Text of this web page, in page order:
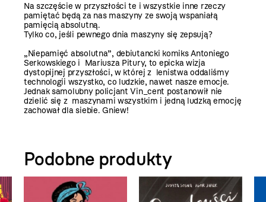
Na szczęście w przyszłości te i wszystkie inne rzeczy
pamiętać będą za nas maszyny ze swoją wspaniałą
pamięcią absolutną.
Tylko co, jeśli pewnego dnia maszyny się zepsują?
„Niepamięć absolutna”, debiutancki komiks Antoniego
Serkowskiego i Mariusza Pitury, to epicka wizja
dystopijnej przyszłości, w której z lenistwa oddaliśmy
technologii wszystko, co ludzkie, nawet nasze emocje.
Jednak samolubny policjant Vin_cent postanowił nie
dzielić się z maszynami wszystkim i jedną ludzką emocję
zachował dla siebie. Gniew!
Podobne produkty